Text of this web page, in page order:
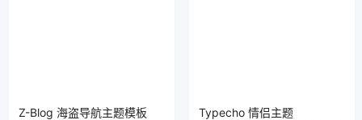
Z-Blog 海盗导航主题模板
Typecho 情侣主题